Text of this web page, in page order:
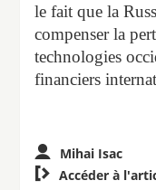
le fait que la
compenser la
technologies
financiers
Mihai Isac
 Accéder à